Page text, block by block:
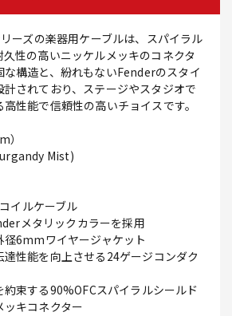
ーズの楽器用ケーブルは、スパイラル
性の高いニッケルメッキのコネクタ
な構造と、紛れもないFenderのスタイ
されており、ステージやスタジオで
性能で信頼性の高いチョイスです。
Mist)
イルケーブル
メタリックカラーを採用
6mmワイヤージャケット
性能を向上させる24ゲージコンダク
束する90%OFCスパイラルシールド
キコネクター